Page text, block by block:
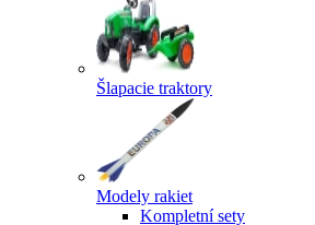
Šlapacie traktory
Modely rakiet
Kompletní sety